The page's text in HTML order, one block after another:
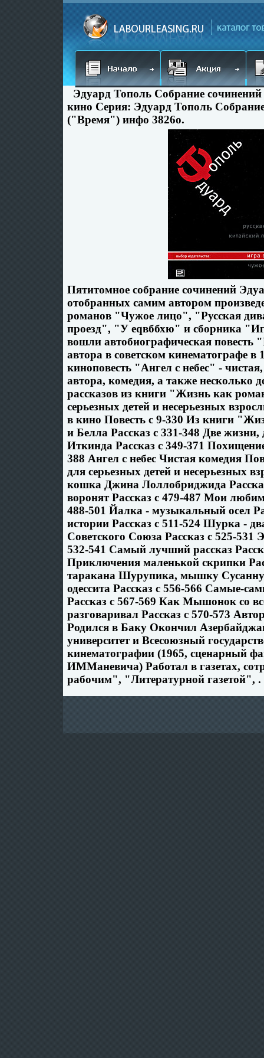
Эдуард Тополь Собрание
кино Серия: Эдуард Тополь
("Время") инфо 3826o.
Пятитомное собрание сочинений
отобранных самим автором
романов "Чужое лицо", "Русская
проезд", "У еqвббхю" и сборника
вошли автобиографическая повесть
автора в советском кинематографе в
киноповесть "Ангел с небес" -
автора, комедия, а также несколько
рассказов из книги "Жизнь как
серьезных детей и несерьезных
в кино Повесть c 9-330 Из книги
и Белла Рассказ c 331-348 Две жизни,
Иткинда Рассказ c 349-371
388 Ангел с небес Чистая комедия
для серьезных детей и несерьезных
кошка Джина Лоллобриджида
воронят Рассказ c 479-487 Мои
488-501 Йалка - музыкальный осел
истории Рассказ c 511-524 Шурка -
Советского Союза Рассказ c 525-531
532-541 Самый лучший рассказ
Приключения маленькой скрипки
таракана Шурупика, мышку
одессита Рассказ c 556-566 Самые-
Рассказ c 567-569 Как Мышонок со
разговаривал Рассказ c 570-573
Родился в Баку Окончил
университет и Всесоюзный
кинематографии (1965, сценарный
ИММаневича) Работал в газетах,
рабочим", "Литературной газетой", .